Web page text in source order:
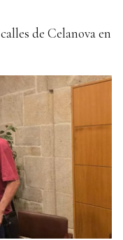
de Celanova en